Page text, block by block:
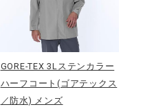
GORE-TEX 3Lステンカラー
ハーフコート(ゴアテックス
／防水) メンズ